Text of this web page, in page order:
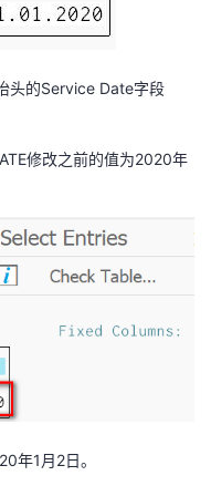
头的Service Date字段
修改之前的值为2020年
年1月2日。